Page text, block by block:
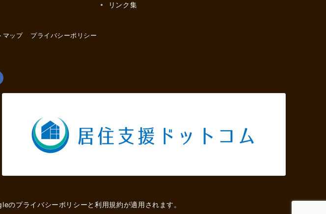
リンク集
マップ プライバシーポリシー
のプライバシーポリシーと利用規約が適用されます。